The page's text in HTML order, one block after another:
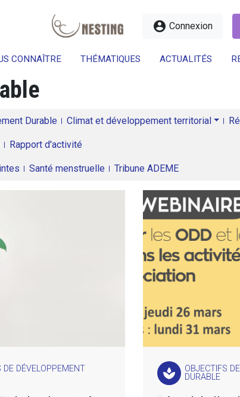
account_circle Connexion
CONNAÎTRE THÉMATIQUES ACTUALITÉS
Durable Climat et développement territorial
Rapport d'activité
Santé menstruelle Tribune ADEME
DE DÉVELOPPEMENT
spa
OBJECTIFS
DURABLE